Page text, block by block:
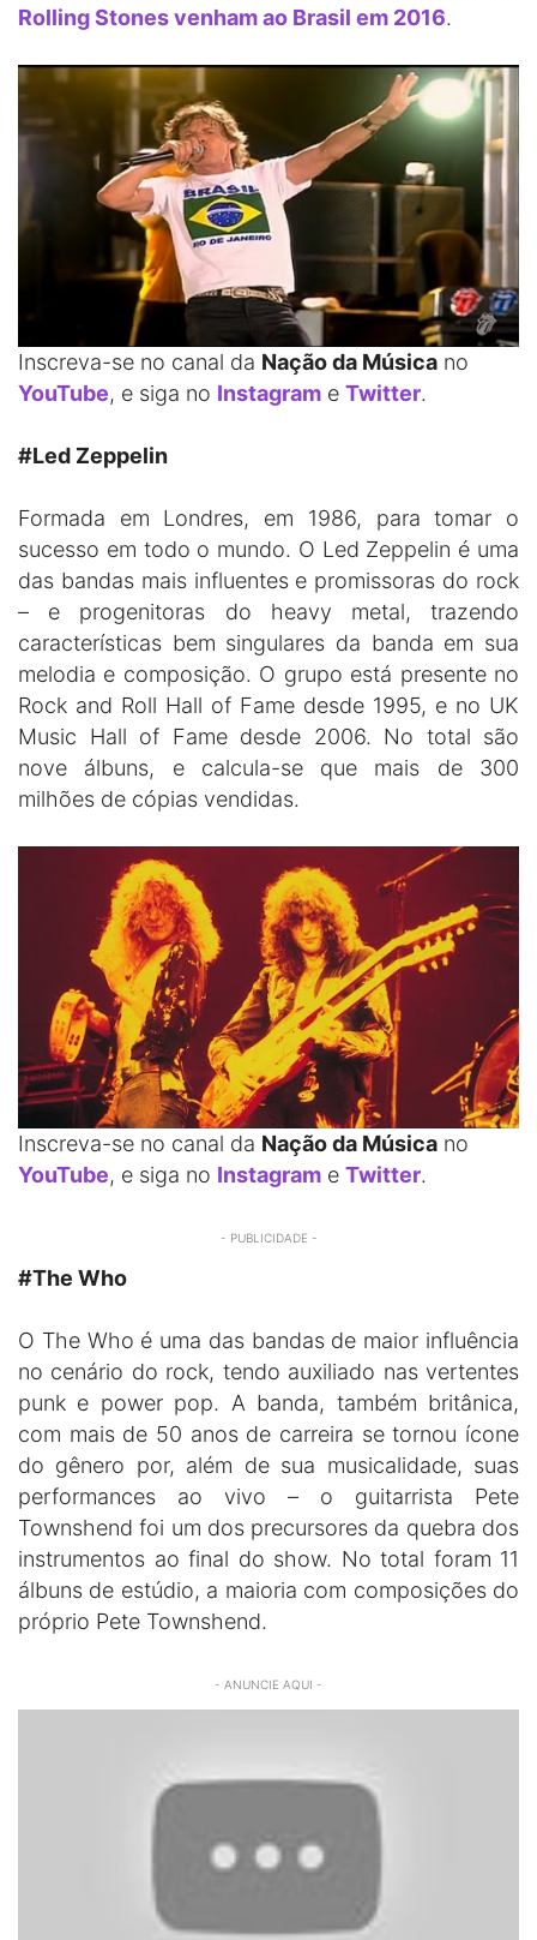
Rolling Stones venham ao Brasil em 2016.
Inscreva-se no canal da Nação da Música no
YouTube, e siga no Instagram e Twitter.
#Led Zeppelin
Formada em Londres, em 1986, para tomar o
sucesso em todo o mundo. O Led Zeppelin é uma
das bandas mais influentes e promissoras do rock
– e progenitoras do heavy metal, trazendo
características bem singulares da banda em sua
melodia e composição. O grupo está presente no
Rock and Roll Hall of Fame desde 1995, e no UK
Music Hall of Fame desde 2006. No total são
nove álbuns, e calcula-se que mais de 300
milhões de cópias vendidas.
Inscreva-se no canal da Nação da Música no
YouTube, e siga no Instagram e Twitter.
- PUBLICIDADE -
#The Who
O The Who é uma das bandas de maior influência
no cenário do rock, tendo auxiliado nas vertentes
punk e power pop. A banda, também britânica,
com mais de 50 anos de carreira se tornou ícone
do gênero por, além de sua musicalidade, suas
performances ao vivo – o guitarrista Pete
Townshend foi um dos precursores da quebra dos
instrumentos ao final do show. No total foram 11
álbuns de estúdio, a maioria com composições do
próprio Pete Townshend.
- ANUNCIE AQUI -